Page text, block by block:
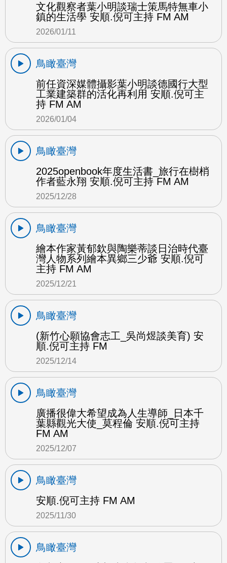
文化觀察者葉小明談瑞士策馬特無車小
鎮的生活學 安順.倪可主持 FM AM
2026/01/11
鳥瞰臺灣
前任資深媒體攝影葉小明談德國行大型
工業建築群的活化再利用 安順.倪可主
持 FM AM
2026/01/04
鳥瞰臺灣
2025openbook年度生活書_旅行在樹梢
作者藍永翔 安順.倪可主持 FM AM
2025/12/28
鳥瞰臺灣
繪本作家黃郁欽與陶樂蒂談日治時代臺
灣人物系列繪本異鄉三少爺 安順.倪可
主持 FM AM
2025/12/21
鳥瞰臺灣
(新竹心願協會志工_吳尚煜談美育) 安
順.倪可主持 FM
2025/12/14
鳥瞰臺灣
廣播很偉大希望成為人生導師_日本千
葉縣觀光大使_莫程倫 安順.倪可主持
FM AM
2025/12/07
鳥瞰臺灣
安順.倪可主持 FM AM
2025/11/30
鳥瞰臺灣